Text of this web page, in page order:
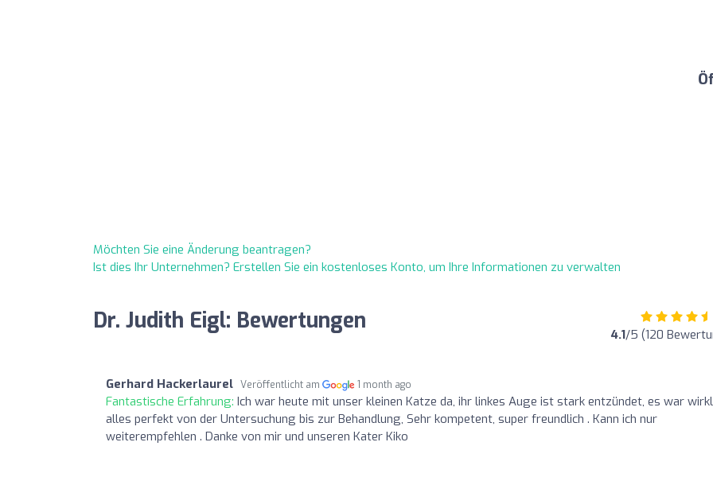
Möchten Sie eine Änderung beantragen?
Ist dies Ihr Unternehmen? Erstellen Sie ein kostenloses Konto, um Ihre Informationen zu verwalten
Dr. Judith Eigl: Bewertungen 4.1/5 (120
Gerhard Hackerlaurel Veröffentlicht am 1 month ago
Fantastische Erfahrung: Ich war heute mit unser kleinen Katze da, ihr linkes Auge ist stark entzündet, es war
alles perfekt von der Untersuchung bis zur Behandlung, Sehr kompetent, super freundlich . Kann ich nur
weiterempfehlen . Danke von mir und unseren Kater Kiko